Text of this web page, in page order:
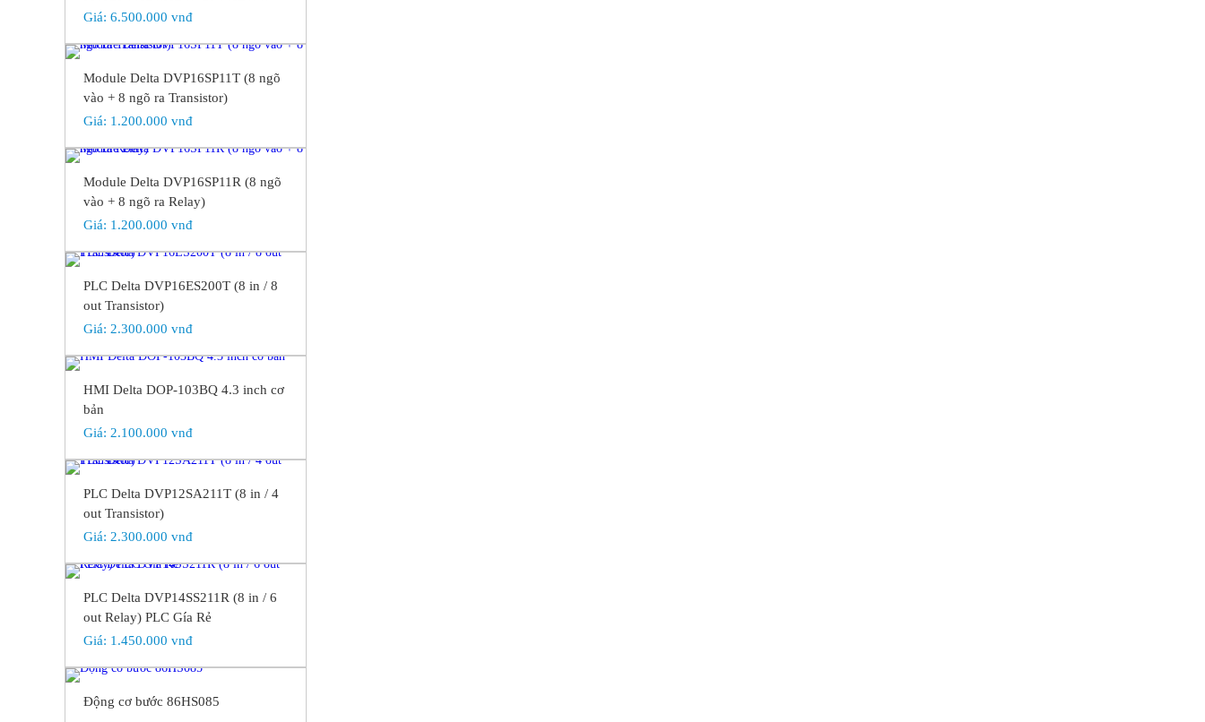
Giá: 6.500.000 vnđ
Module Delta DVP16SP11T (8 ngõ
vào + 8 ngõ ra Transistor)
Giá: 1.200.000 vnđ
Module Delta DVP16SP11R (8 ngõ
vào + 8 ngõ ra Relay)
Giá: 1.200.000 vnđ
PLC Delta DVP16ES200T (8 in / 8
out Transistor)
Giá: 2.300.000 vnđ
HMI Delta DOP-103BQ 4.3 inch cơ
bản
Giá: 2.100.000 vnđ
PLC Delta DVP12SA211T (8 in / 4
out Transistor)
Giá: 2.300.000 vnđ
PLC Delta DVP14SS211R (8 in / 6
out Relay) PLC Gía Rẻ
Giá: 1.450.000 vnđ
Động cơ bước 86HS085